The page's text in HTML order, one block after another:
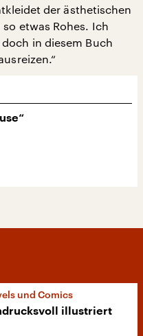
der ästhetischen
etwas Rohes. Ich
in diesem Buch
und Comics
illustriert